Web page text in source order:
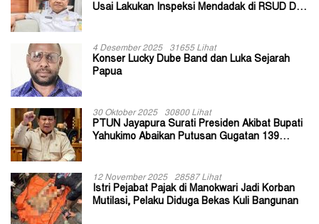
Usai Lakukan Inspeksi Mendadak di RSUD Dok
4 Desember 2025 31655 Lihat
Konser Lucky Dube Band dan Luka Sejarah
Papua
30 Oktober 2025 30800 Lihat
PTUN Jayapura Surati Presiden Akibat Bupati
Yahukimo Abaikan Putusan Gugatan 139
12 November 2025 28587 Lihat
Istri Pejabat Pajak di Manokwari Jadi Korban
Mutilasi, Pelaku Diduga Bekas Kuli Bangunan